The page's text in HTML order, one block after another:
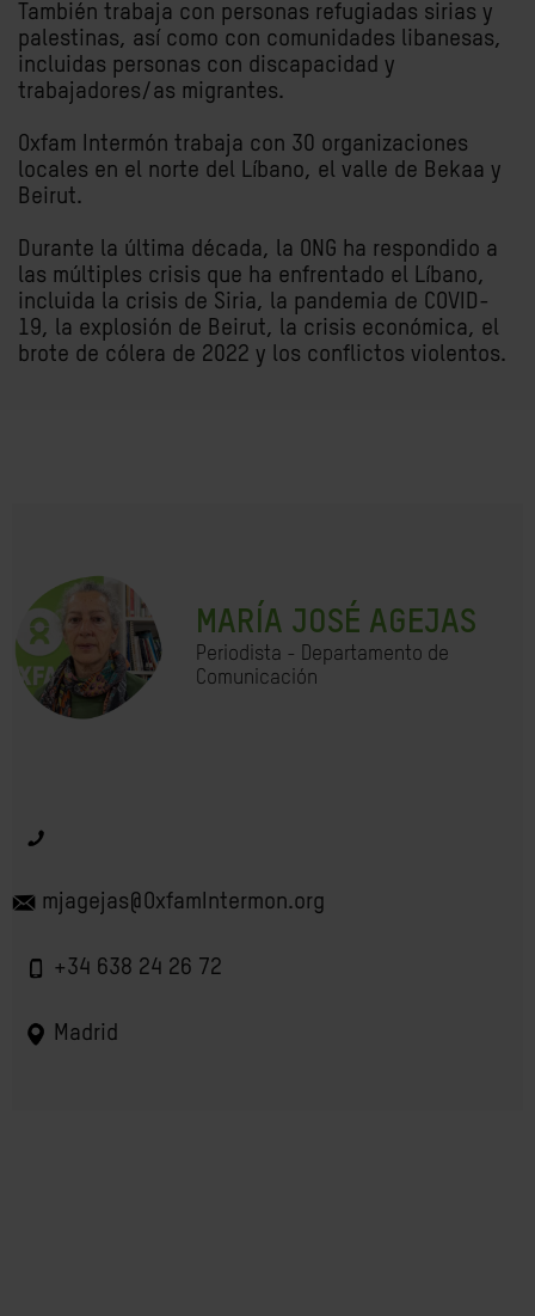
También trabaja con personas refugiadas sirias y
palestinas, así como con comunidades libanesas,
incluidas personas con discapacidad y
trabajadores/as migrantes.
Oxfam Intermón trabaja con 30 organizaciones
locales en el norte del Líbano, el valle de Bekaa y
Beirut.
Durante la última década, la ONG ha respondido a
las múltiples crisis que ha enfrentado el Líbano,
incluida la crisis de Siria, la pandemia de COVID-
19, la explosión de Beirut, la crisis económica, el
brote de cólera de 2022 y los conflictos violentos.
MARÍA JOSÉ AGEJAS
Periodista - Departamento de
Comunicación
mjagejas@OxfamIntermon.org
+34 638 24 26 72
Madrid